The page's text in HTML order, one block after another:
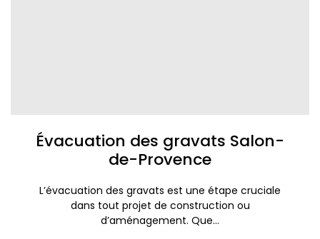
Évacuation des gravats Salon-
de-Provence
L’évacuation des gravats est une étape cruciale
dans tout projet de construction ou
d’aménagement. Que...